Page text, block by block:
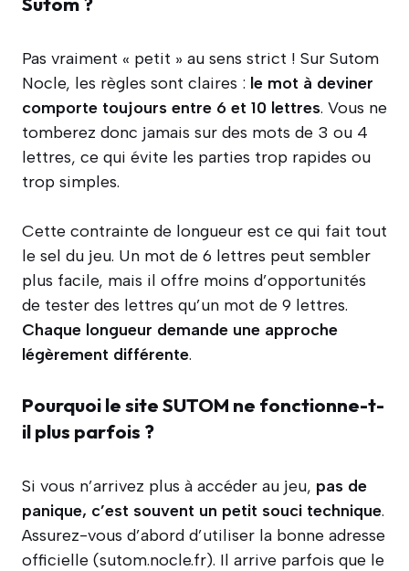
Pas vraiment « petit » au sens strict ! Sur Sutom
Nocle, les règles sont claires : le mot à deviner
comporte toujours entre 6 et 10 lettres. Vous ne
tomberez donc jamais sur des mots de 3 ou 4
lettres, ce qui évite les parties trop rapides ou
trop simples.
Cette contrainte de longueur est ce qui fait tout
le sel du jeu. Un mot de 6 lettres peut sembler
plus facile, mais il offre moins d’opportunités
de tester des lettres qu’un mot de 9 lettres.
Chaque longueur demande une approche
légèrement différente.
Pourquoi le site SUTOM ne fonctionne-t-
il plus parfois ?
Si vous n’arrivez plus à accéder au jeu, pas de
panique, c’est souvent un petit souci technique.
Assurez-vous d’abord d’utiliser la bonne adresse
officielle (sutom.nocle.fr). Il arrive parfois que le